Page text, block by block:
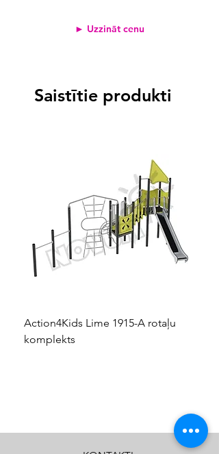
Pārstrādāto materiālu īpatsvars:
2-3
► Uzzināt cenu
Saistītie produkti
Action4Kids Lime 1915-A rotaļu
komplekts